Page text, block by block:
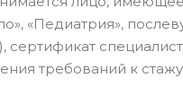
«Педиатрия»,
требований к